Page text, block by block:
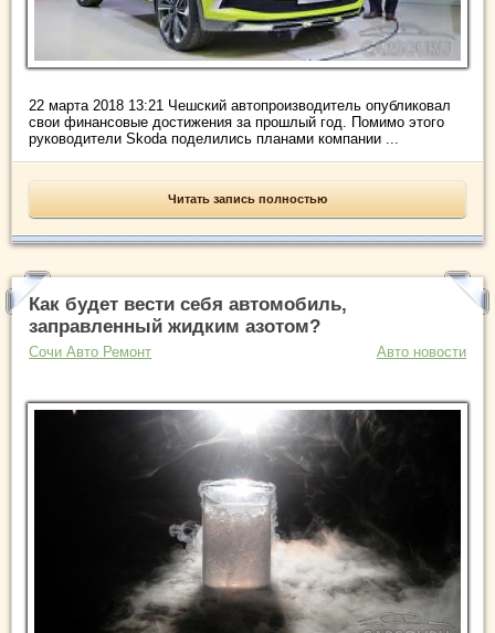
22 марта 2018 13:21 Чешский автопроизводитель опубликовал
свои финансовые достижения за прошлый год. Помимо этого
руководители Skoda поделились планами компании ...
Читать запись полностью
Как будет вести себя автомобиль,
заправленный жидким азотом?
Сочи Авто Ремонт Авто новости